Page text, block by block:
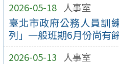
2026-05-18 人事室
臺北市政府公務人員訓
列」一般班期6月份尚有
2026-05-13 人事室